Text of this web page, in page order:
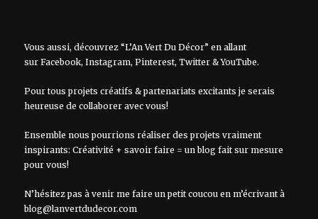
Vous aussi, découvrez “L’An Vert Du Décor” en allant
sur Facebook, Instagram, Pinterest, Twitter&YouTube.
Pour tous projets créatifs & partenariats excitants je serais
heureuse de collaborer avec vous!
Ensemble nous pourrions réaliser des projets vraiment
inspirants: Créativité + savoir faire = un blog fait sur mesure
pour vous!
N’hésitez pas à venir me faire un petit coucou en m’écrivant à
blog@lanvertdudecor.com